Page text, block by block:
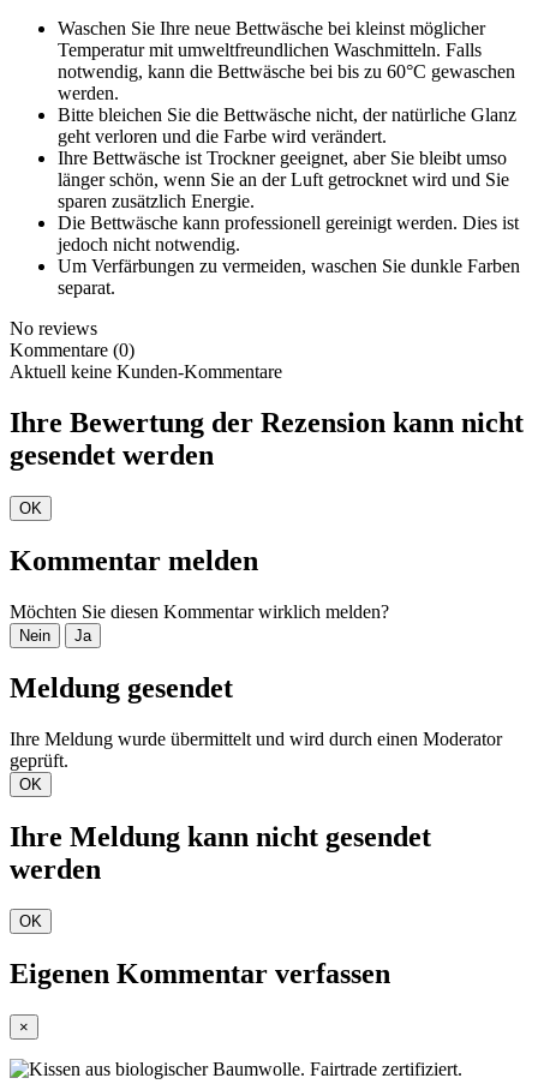
Waschen Sie Ihre neue Bettwäsche bei kleinst möglicher
Temperatur mit umweltfreundlichen Waschmitteln. Falls
notwendig, kann die Bettwäsche bei bis zu 60°C gewaschen
werden.
Bitte bleichen Sie die Bettwäsche nicht, der natürliche Glanz
geht verloren und die Farbe wird verändert.
Ihre Bettwäsche ist Trockner geeignet, aber Sie bleibt umso
länger schön, wenn Sie an der Luft getrocknet wird und Sie
sparen zusätzlich Energie.
Die Bettwäsche kann professionell gereinigt werden. Dies ist
jedoch nicht notwendig.
Um Verfärbungen zu vermeiden, waschen Sie dunkle Farben
separat.
No reviews
Kommentare (0)
Aktuell keine Kunden-Kommentare
Ihre Bewertung der Rezension kann nicht
gesendet werden
OK
Kommentar melden
Möchten Sie diesen Kommentar wirklich melden?
Nein Ja
Meldung gesendet
Ihre Meldung wurde übermittelt und wird durch einen Moderator
geprüft.
OK
Ihre Meldung kann nicht gesendet
werden
OK
Eigenen Kommentar verfassen
×